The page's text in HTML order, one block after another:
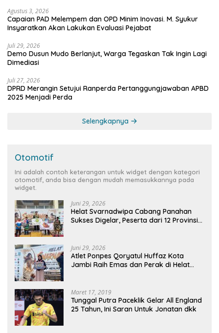
Agustus 3, 2026
Capaian PAD Melempem dan OPD Minim Inovasi. M. Syukur
Insyaratkan Akan Lakukan Evaluasi Pejabat
Juli 29, 2026
Demo Dusun Mudo Berlanjut, Warga Tegaskan Tak Ingin Lagi
Dimediasi
Juli 27, 2026
DPRD Merangin Setujui Ranperda Pertanggungjawaban APBD
2025 Menjadi Perda
Selengkapnya
Otomotif
Ini adalah contoh keterangan untuk widget dengan kategori
otomotif, anda bisa dengan mudah memasukkannya pada
widget.
Juni 29, 2026
Helat Svarnadwipa Cabang Panahan
Sukses Digelar, Peserta dari 12 Provinsi
Juni 29, 2026
Atlet Ponpes Qoryatul Huffaz Kota
Jambi Raih Emas dan Perak di Helat
Maret 17, 2019
Tunggal Putra Paceklik Gelar All England
25 Tahun, Ini Saran Untuk Jonatan dkk